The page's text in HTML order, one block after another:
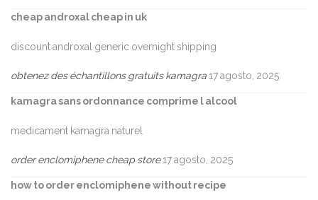
cheap androxal cheap in uk
discount androxal generic overnight shipping
obtenez des échantillons gratuits kamagra17 agosto, 2025
kamagra sans ordonnance comprime l alcool
medicament kamagra naturel
order enclomiphene cheap store17 agosto, 2025
how to order enclomiphene without recipe